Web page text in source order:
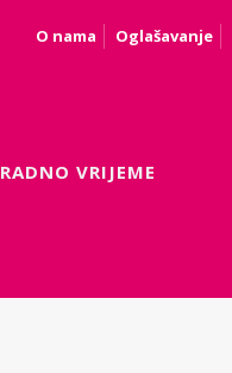
O nama Oglašavanje
RADNO VRIJEME